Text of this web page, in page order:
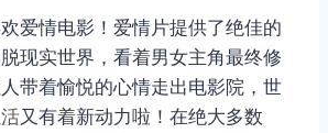
爱情电影！爱情片提供了绝佳的
现实世界，看着男女主角最终修
带着愉悦的心情走出电影院，世
又有着新动力啦！在绝大多数